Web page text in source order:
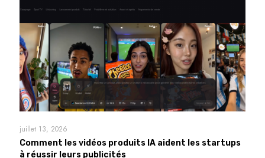
juillet 13, 2026
Comment les vidéos produits IA aident les startups
à réussir leurs publicités